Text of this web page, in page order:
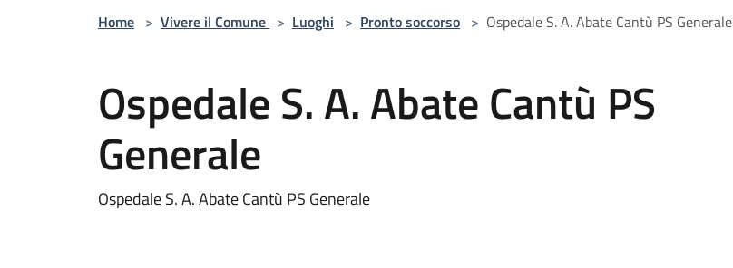
Home > Vivere il Comune > Luoghi > Pronto soccorso > Ospedale S. A. Abate Cantù PS Generale
Ospedale S. A. Abate Cantù PS
Generale
Ospedale S. A. Abate Cantù PS Generale